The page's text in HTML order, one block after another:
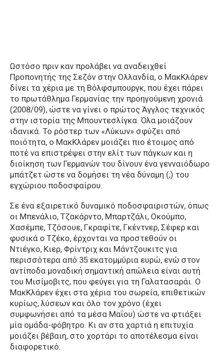
Ωστόσο πριν καν προλάβει να αναδειχθεί
Προπονητής της Σεζόν στην Ολλανδία, ο ΜακΚλάρεν
δίνει τα χέρια με τη Βόλφσμπουργκ, που έχει πάρει
το πρωτάθλημα Γερμανίας την προηγούμενη χρονιά
(2008/09), ώστε να γίνει ο πρώτος Άγγλος τεχνικός
στην ιστορία της Μπουντεσλίγκα. Όλα μοιάζουν
ιδανικά. Το ρόστερ των «Λύκων» σφύζει από
ποιότητα, ο ΜακΚλάρεν μοιάζει πιο έτοιμος από
ποτέ να επιστρέψει στην ελίτ των πάγκων και η
διοίκηση των Γερμανών του δίνουν ένα γενναιόδωρο
μπάτζετ ώστε να δομήσει τη νέα δύναμη (;) του
εγχώριου ποδοσφαίρου.
Σε ένα εξαιρετικό δυναμικό ποδοσφαιριστών, όπως
οι Μπενάλιο, Τζακάρντο, Μπαρτζάλι, Οκούμπο,
Χασέμπε, Τζόσουε, Γκραφίτε, Γκέντνερ, Σέφερ και
φυσικά ο Τζέκο, έρχονται να προστεθούν οι
Ντιέγκο, Κιερ, Φρίντριχ και Μάντζουκιτς για
περισσότερα από 35 εκατομμύρια ευρώ, ενώ στον
αντίποδα μοναδική σημαντική απώλεια είναι αυτή
του Μισίμοβιτς, που φεύγει για τη Γαλατασαράι. Ο
ΜακΚλάρεν έχει στα χέρια του σωρεία, επιθετικών
κυρίως, λύσεων και όλο τον χρόνο (έχει
συμφωνήσει από τα μέσα Μαΐου) ώστε να φτιάξει
μία ομάδα-φόβητρο. Κι αν στα χαρτιά η επιτυχία
μοιάζει βέβαιη, στο χορτάρι το αποτέλεσμα είναι
διαφορετικό.